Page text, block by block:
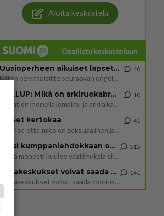
Aloita keskustelu
Osallistu keskusteluun
Uusioperheen aikuiset lapset tyhjentää jääkaapin käydessään
Miten selvittäisitte seuraavan ongelman, meillä on uusioperhe, minulla teini-ikäiset lapset ja puolisolla aikuiset, jotk
40
GALLUP: Mikä on arkiruokabravuurisi?
Lomat on monella lomailtu ja arki alkaa. Se voi tarkoittaa myös sitä, että grillailut on grillattu ja palataan arjen ruo
10
Naiset kertokaa
Miksi se että mies on seksuaalinen ja haluaa seksiä ja te olette hänen mielestänne haluttava on vastenmielistä? Mikä sii
41
Miksi kumppaniehdokkaan oma elämä on teille ongelma?
Täällä monesti kuulee vaatimuksia siitä, että kumppaniehdokkaalla ei saisi olla lemmikkejä, lapsia, kavereita, eksiä, su
515
Datakeskukset voivat saada moninkertaisesti enemmän palautuksia kuin mitä ne maksavat veroja
”Datakeskukset voivat saada moninkertaisesti enemmän palautuksia kuin mitä ne maksavat veroja”, sanoo professori Jussi K
141